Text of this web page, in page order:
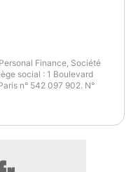
Finance, Société
social : 1 Boulevard
n° 542 097 902. N°